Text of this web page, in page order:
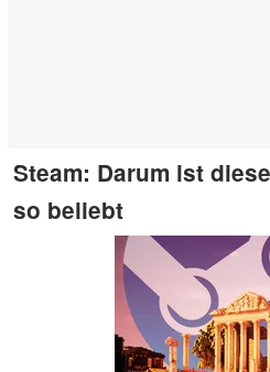
Steam: Darum ist
so beliebt